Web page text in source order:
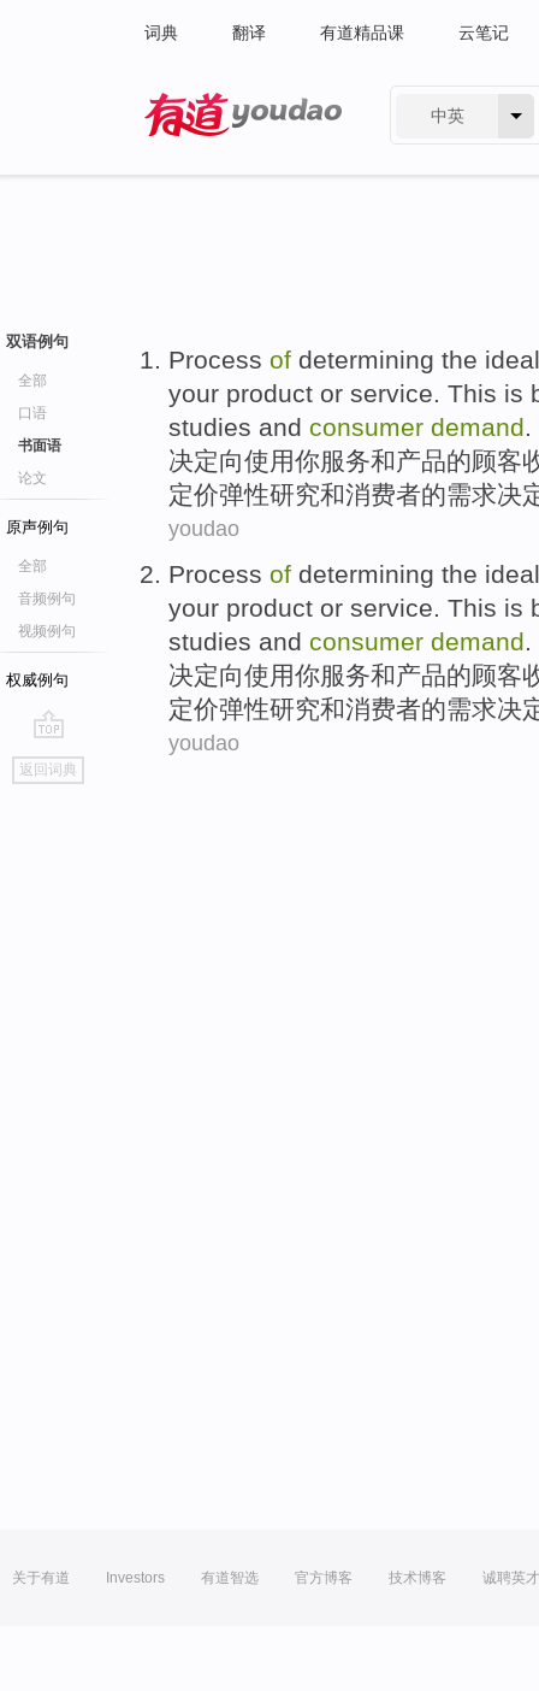
词典 翻译 有道精品课 云笔记
中英
双语例句
全部
口语
书面语
论文
原声例句
全部
音频例句
视频例句
权威例句
go
top
返回词典
Process of determining the
your product or service. This is
studies and consumer demand.
决定向使用你服务和产品的顾客
定价弹性研究和消费者的需求决
youdao
Process of determining the
your product or service. This is
studies and consumer demand.
决定向使用你服务和产品的顾客
定价弹性研究和消费者的需求决
youdao
关于有道 Investors 有道智选 官方博客 技术博客 诚聘英才